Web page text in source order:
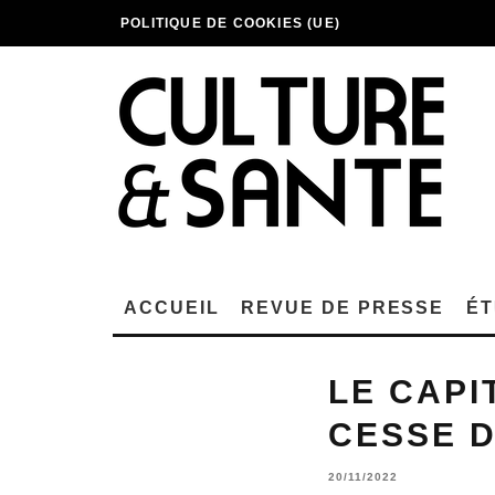
POLITIQUE DE COOKIES (UE)
ACCUEIL REVUE DE PRESSE
LE
CESSE
20/11/2022